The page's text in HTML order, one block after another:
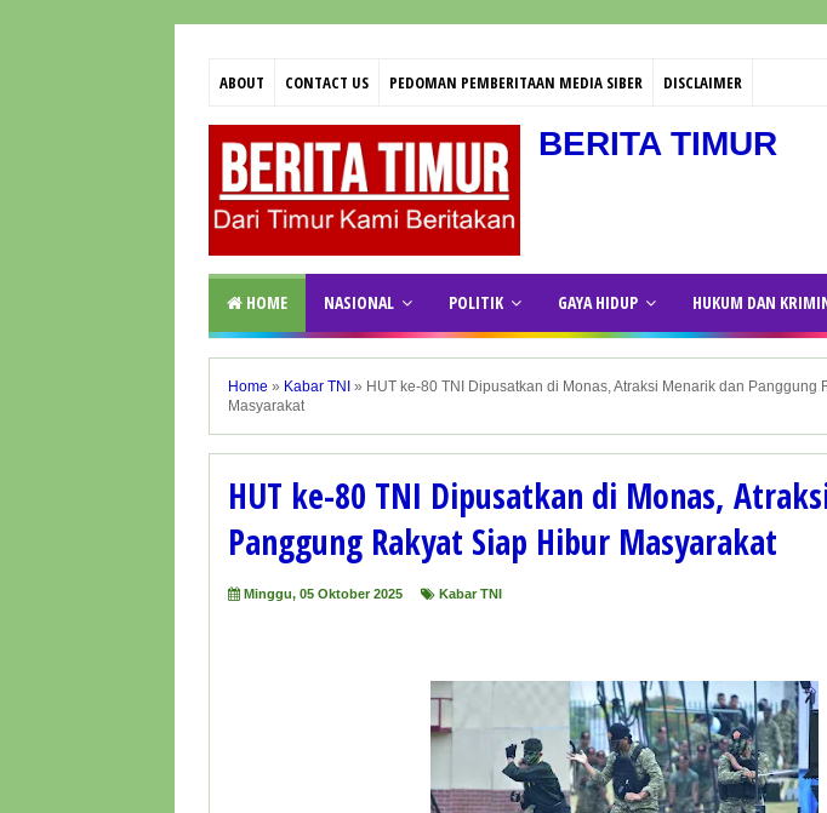
ABOUT CONTACT US PEDOMAN PEMBERITAAN MEDIA SIBER DISCLAIMER
BERITA TIMUR
HOME NASIONAL POLITIK GAYA HIDUP HUKUM DAN
Home » Kabar TNI » HUT ke-80 TNI Dipusatkan di Monas, Atraksi Menarik dan Panggung
Masyarakat
HUT ke-80 TNI Dipusatkan di Monas,
Panggung Rakyat Siap Hibur Masyarakat
Minggu, 05 Oktober 2025 Kabar TNI